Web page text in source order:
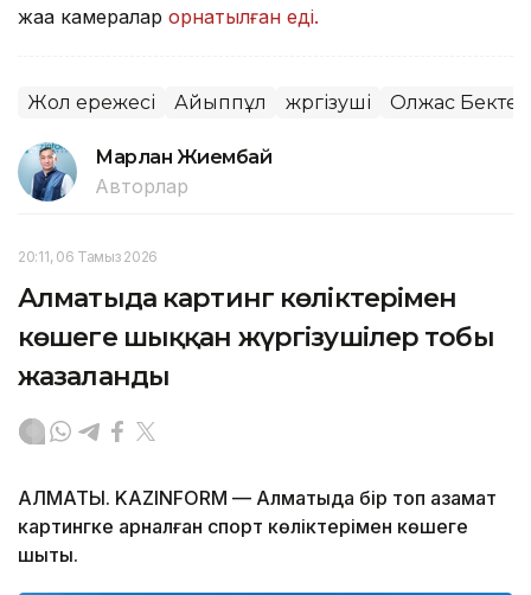
жаңа камералар орнатылған еді.
Жол ережесі Айыппұл жүргізуші Олжас
Марлан Жиембай
Авторлар
20:11, 06 Тамыз 2026
Алматыда картинг көліктерімен
көшеге шыққан жүргізушілер тобы
жазаланды
АЛМАТЫ. KAZINFORM — Алматыда бір топ азамат
картингке арналған спорт көліктерімен көшеге
шықты.